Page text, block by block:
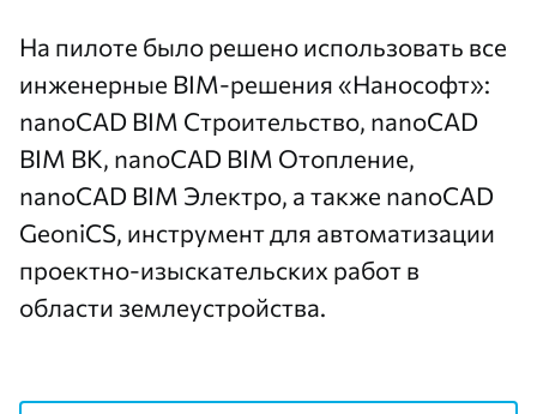
На пилоте было решено использовать все
инженерные BIM-решения «Нанософт»:
nanoCAD BIM Строительство, nanoCAD
BIM ВК, nanoCAD BIM Отопление,
nanoCAD BIM Электро, а также nanoCAD
GeoniCS, инструмент для автоматизации
проектно-изыскательских работ в
области землеустройства.